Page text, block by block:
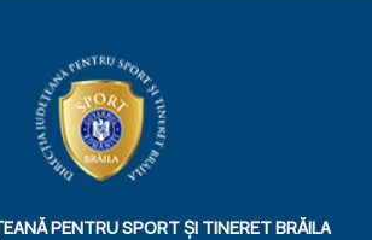
PENTRU SPORT ȘI TINERET BRĂILA